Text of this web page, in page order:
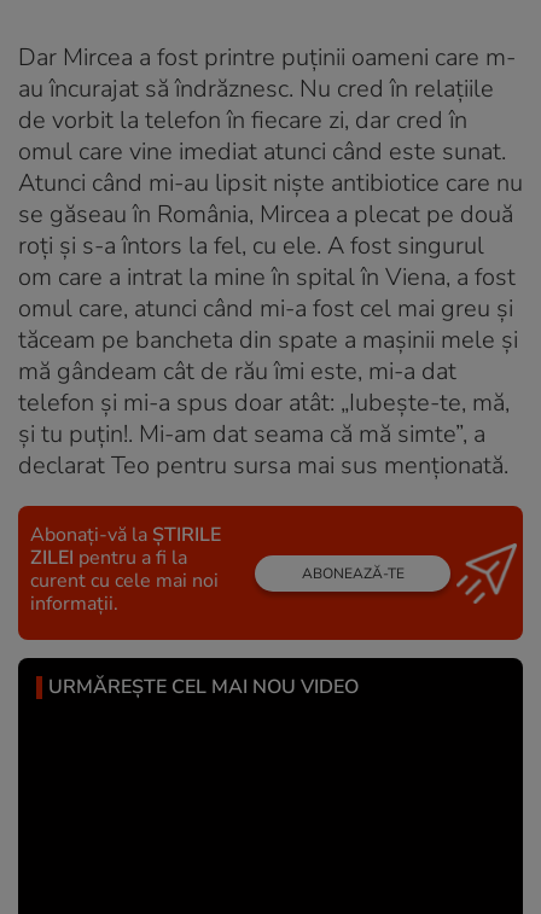
Dar Mircea a fost printre puținii oameni care m-
au încurajat să îndrăznesc. Nu cred în relațiile
de vorbit la telefon în fiecare zi, dar cred în
omul care vine imediat atunci când este sunat.
Atunci când mi-au lipsit niște antibiotice care nu
se găseau în România, Mircea a plecat pe două
roți și s-a întors la fel, cu ele. A fost singurul
om care a intrat la mine în spital în Viena, a fost
omul care, atunci când mi-a fost cel mai greu și
tăceam pe bancheta din spate a mașinii mele și
mă gândeam cât de rău îmi este, mi-a dat
telefon și mi-a spus doar atât: „Iubește-te, mă,
și tu puțin!. Mi-am dat seama că mă simte”, a
declarat Teo pentru sursa mai sus menționată.
Abonați-vă la ȘTIRILE
ZILEI pentru a fi la
curent cu cele mai noi
informații.
ABONEAZĂ-TE
URMĂREȘTE CEL MAI NOU VIDEO